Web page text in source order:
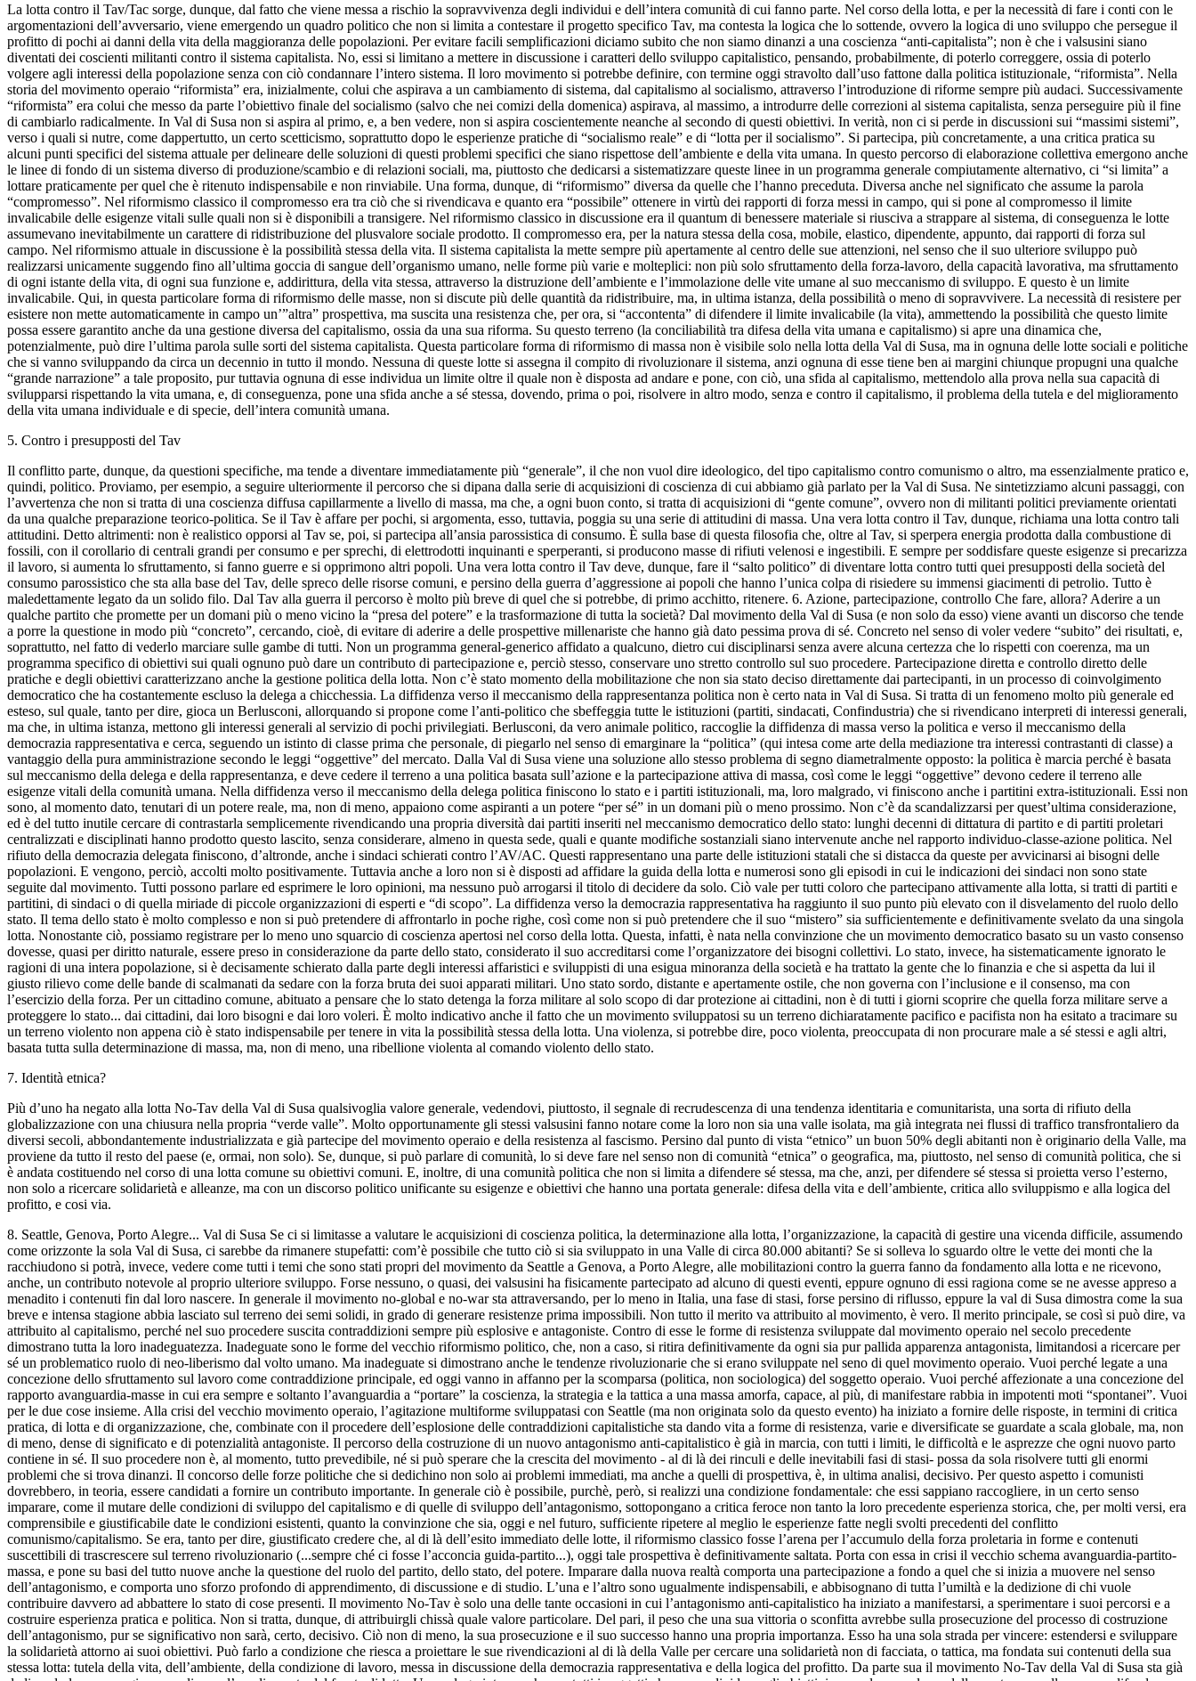
La lotta contro il Tav/Tac sorge, dunque, dal fatto che viene messa a rischio la sopravvivenza degli individui e dell’intera comunità di cui fanno parte. Nel corso della lotta, e per la necessità di fare i conti con le
argomentazioni dell’avversario, viene emergendo un quadro politico che non si limita a contestare il progetto specifico Tav, ma contesta la logica che lo sottende, ovvero la logica di uno sviluppo che persegue il
profitto di pochi ai danni della vita della maggioranza delle popolazioni. Per evitare facili semplificazioni diciamo subito che non siamo dinanzi a una coscienza “anti-capitalista”; non è che i valsusini siano
diventati dei coscienti militanti contro il sistema capitalista. No, essi si limitano a mettere in discussione i caratteri dello sviluppo capitalistico, pensando, probabilmente, di poterlo correggere, ossia di poterlo
volgere agli interessi della popolazione senza con ciò condannare l’intero sistema. Il loro movimento si potrebbe definire, con termine oggi stravolto dall’uso fattone dalla politica istituzionale, “riformista”. Nella
storia del movimento operaio “riformista” era, inizialmente, colui che aspirava a un cambiamento di sistema, dal capitalismo al socialismo, attraverso l’introduzione di riforme sempre più audaci. Successivamente
“riformista” era colui che messo da parte l’obiettivo finale del socialismo (salvo che nei comizi della domenica) aspirava, al massimo, a introdurre delle correzioni al sistema capitalista, senza perseguire più il fine
di cambiarlo radicalmente. In Val di Susa non si aspira al primo, e, a ben vedere, non si aspira coscientemente neanche al secondo di questi obiettivi. In verità, non ci si perde in discussioni sui “massimi sistemi”,
verso i quali si nutre, come dappertutto, un certo scetticismo, soprattutto dopo le esperienze pratiche di “socialismo reale” e di “lotta per il socialismo”. Si partecipa, più concretamente, a una critica pratica su
alcuni punti specifici del sistema attuale per delineare delle soluzioni di questi problemi specifici che siano rispettose dell’ambiente e della vita umana. In questo percorso di elaborazione collettiva emergono anche
le linee di fondo di un sistema diverso di produzione/scambio e di relazioni sociali, ma, piuttosto che dedicarsi a sistematizzare queste linee in un programma generale compiutamente alternativo, ci “si limita” a
lottare praticamente per quel che è ritenuto indispensabile e non rinviabile. Una forma, dunque, di “riformismo” diversa da quelle che l’hanno preceduta. Diversa anche nel significato che assume la parola
“compromesso”. Nel riformismo classico il compromesso era tra ciò che si rivendicava e quanto era “possibile” ottenere in virtù dei rapporti di forza messi in campo, qui si pone al compromesso il limite
invalicabile delle esigenze vitali sulle quali non si è disponibili a transigere. Nel riformismo classico in discussione era il quantum di benessere materiale si riusciva a strappare al sistema, di conseguenza le lotte
assumevano inevitabilmente un carattere di ridistribuzione del plusvalore sociale prodotto. Il compromesso era, per la natura stessa della cosa, mobile, elastico, dipendente, appunto, dai rapporti di forza sul
campo. Nel riformismo attuale in discussione è la possibilità stessa della vita. Il sistema capitalista la mette sempre più apertamente al centro delle sue attenzioni, nel senso che il suo ulteriore sviluppo può
realizzarsi unicamente suggendo fino all’ultima goccia di sangue dell’organismo umano, nelle forme più varie e molteplici: non più solo sfruttamento della forza-lavoro, della capacità lavorativa, ma sfruttamento
di ogni istante della vita, di ogni sua funzione e, addirittura, della vita stessa, attraverso la distruzione dell’ambiente e l’immolazione delle vite umane al suo meccanismo di sviluppo. E questo è un limite
invalicabile. Qui, in questa particolare forma di riformismo delle masse, non si discute più delle quantità da ridistribuire, ma, in ultima istanza, della possibilità o meno di sopravvivere. La necessità di resistere per
esistere non mette automaticamente in campo un’”altra” prospettiva, ma suscita una resistenza che, per ora, si “accontenta” di difendere il limite invalicabile (la vita), ammettendo la possibilità che questo limite
possa essere garantito anche da una gestione diversa del capitalismo, ossia da una sua riforma. Su questo terreno (la conciliabilità tra difesa della vita umana e capitalismo) si apre una dinamica che,
potenzialmente, può dire l’ultima parola sulle sorti del sistema capitalista. Questa particolare forma di riformismo di massa non è visibile solo nella lotta della Val di Susa, ma in ognuna delle lotte sociali e politiche
che si vanno sviluppando da circa un decennio in tutto il mondo. Nessuna di queste lotte si assegna il compito di rivoluzionare il sistema, anzi ognuna di esse tiene ben ai margini chiunque propugni una qualche
“grande narrazione” a tale proposito, pur tuttavia ognuna di esse individua un limite oltre il quale non è disposta ad andare e pone, con ciò, una sfida al capitalismo, mettendolo alla prova nella sua capacità di
svilupparsi rispettando la vita umana, e, di conseguenza, pone una sfida anche a sé stessa, dovendo, prima o poi, risolvere in altro modo, senza e contro il capitalismo, il problema della tutela e del miglioramento
della vita umana individuale e di specie, dell’intera comunità umana.
5. Contro i presupposti del Tav
Il conflitto parte, dunque, da questioni specifiche, ma tende a diventare immediatamente più “generale”, il che non vuol dire ideologico, del tipo capitalismo contro comunismo o altro, ma essenzialmente pratico e,
quindi, politico. Proviamo, per esempio, a seguire ulteriormente il percorso che si dipana dalla serie di acquisizioni di coscienza di cui abbiamo già parlato per la Val di Susa. Ne sintetizziamo alcuni passaggi, con
l’avvertenza che non si tratta di una coscienza diffusa capillarmente a livello di massa, ma che, a ogni buon conto, si tratta di acquisizioni di “gente comune”, ovvero non di militanti politici previamente orientati
da una qualche preparazione teorico-politica. Se il Tav è affare per pochi, si argomenta, esso, tuttavia, poggia su una serie di attitudini di massa. Una vera lotta contro il Tav, dunque, richiama una lotta contro tali
attitudini. Detto altrimenti: non è realistico opporsi al Tav se, poi, si partecipa all’ansia parossistica di consumo. È sulla base di questa filosofia che, oltre al Tav, si sperpera energia prodotta dalla combustione di
fossili, con il corollario di centrali grandi per consumo e per sprechi, di elettrodotti inquinanti e sperperanti, si producono masse di rifiuti velenosi e ingestibili. E sempre per soddisfare queste esigenze si precarizza
il lavoro, si aumenta lo sfruttamento, si fanno guerre e si opprimono altri popoli. Una vera lotta contro il Tav deve, dunque, fare il “salto politico” di diventare lotta contro tutti quei presupposti della società del
consumo parossistico che sta alla base del Tav, delle spreco delle risorse comuni, e persino della guerra d’aggressione ai popoli che hanno l’unica colpa di risiedere su immensi giacimenti di petrolio. Tutto è
maledettamente legato da un solido filo. Dal Tav alla guerra il percorso è molto più breve di quel che si potrebbe, di primo acchitto, ritenere. 6. Azione, partecipazione, controllo Che fare, allora? Aderire a un
qualche partito che promette per un domani più o meno vicino la “presa del potere” e la trasformazione di tutta la società? Dal movimento della Val di Susa (e non solo da esso) viene avanti un discorso che tende
a porre la questione in modo più “concreto”, cercando, cioè, di evitare di aderire a delle prospettive millenariste che hanno già dato pessima prova di sé. Concreto nel senso di voler vedere “subito” dei risultati, e,
soprattutto, nel fatto di vederlo marciare sulle gambe di tutti. Non un programma general-generico affidato a qualcuno, dietro cui disciplinarsi senza avere alcuna certezza che lo rispetti con coerenza, ma un
programma specifico di obiettivi sui quali ognuno può dare un contributo di partecipazione e, perciò stesso, conservare uno stretto controllo sul suo procedere. Partecipazione diretta e controllo diretto delle
pratiche e degli obiettivi caratterizzano anche la gestione politica della lotta. Non c’è stato momento della mobilitazione che non sia stato deciso direttamente dai partecipanti, in un processo di coinvolgimento
democratico che ha costantemente escluso la delega a chicchessia. La diffidenza verso il meccanismo della rappresentanza politica non è certo nata in Val di Susa. Si tratta di un fenomeno molto più generale ed
esteso, sul quale, tanto per dire, gioca un Berlusconi, allorquando si propone come l’anti-politico che sbeffeggia tutte le istituzioni (partiti, sindacati, Confindustria) che si rivendicano interpreti di interessi generali,
ma che, in ultima istanza, mettono gli interessi generali al servizio di pochi privilegiati. Berlusconi, da vero animale politico, raccoglie la diffidenza di massa verso la politica e verso il meccanismo della
democrazia rappresentativa e cerca, seguendo un istinto di classe prima che personale, di piegarlo nel senso di emarginare la “politica” (qui intesa come arte della mediazione tra interessi contrastanti di classe) a
vantaggio della pura amministrazione secondo le leggi “oggettive” del mercato. Dalla Val di Susa viene una soluzione allo stesso problema di segno diametralmente opposto: la politica è marcia perché è basata
sul meccanismo della delega e della rappresentanza, e deve cedere il terreno a una politica basata sull’azione e la partecipazione attiva di massa, così come le leggi “oggettive” devono cedere il terreno alle
esigenze vitali della comunità umana. Nella diffidenza verso il meccanismo della delega politica finiscono lo stato e i partiti istituzionali, ma, loro malgrado, vi finiscono anche i partitini extra-istituzionali. Essi non
sono, al momento dato, tenutari di un potere reale, ma, non di meno, appaiono come aspiranti a un potere “per sé” in un domani più o meno prossimo. Non c’è da scandalizzarsi per quest’ultima considerazione,
ed è del tutto inutile cercare di contrastarla semplicemente rivendicando una propria diversità dai partiti inseriti nel meccanismo democratico dello stato: lunghi decenni di dittatura di partito e di partiti proletari
centralizzati e disciplinati hanno prodotto questo lascito, senza considerare, almeno in questa sede, quali e quante modifiche sostanziali siano intervenute anche nel rapporto individuo-classe-azione politica. Nel
rifiuto della democrazia delegata finiscono, d’altronde, anche i sindaci schierati contro l’AV/AC. Questi rappresentano una parte delle istituzioni statali che si distacca da queste per avvicinarsi ai bisogni delle
popolazioni. E vengono, perciò, accolti molto positivamente. Tuttavia anche a loro non si è disposti ad affidare la guida della lotta e numerosi sono gli episodi in cui le indicazioni dei sindaci non sono state
seguite dal movimento. Tutti possono parlare ed esprimere le loro opinioni, ma nessuno può arrogarsi il titolo di decidere da solo. Ciò vale per tutti coloro che partecipano attivamente alla lotta, si tratti di partiti e
partitini, di sindaci o di quella miriade di piccole organizzazioni di esperti e “di scopo”. La diffidenza verso la democrazia rappresentativa ha raggiunto il suo punto più elevato con il disvelamento del ruolo dello
stato. Il tema dello stato è molto complesso e non si può pretendere di affrontarlo in poche righe, così come non si può pretendere che il suo “mistero” sia sufficientemente e definitivamente svelato da una singola
lotta. Nonostante ciò, possiamo registrare per lo meno uno squarcio di coscienza apertosi nel corso della lotta. Questa, infatti, è nata nella convinzione che un movimento democratico basato su un vasto consenso
dovesse, quasi per diritto naturale, essere preso in considerazione da parte dello stato, considerato il suo accreditarsi come l’organizzatore dei bisogni collettivi. Lo stato, invece, ha sistematicamente ignorato le
ragioni di una intera popolazione, si è decisamente schierato dalla parte degli interessi affaristici e sviluppisti di una esigua minoranza della società e ha trattato la gente che lo finanzia e che si aspetta da lui il
giusto rilievo come delle bande di scalmanati da sedare con la forza bruta dei suoi apparati militari. Uno stato sordo, distante e apertamente ostile, che non governa con l’inclusione e il consenso, ma con
l’esercizio della forza. Per un cittadino comune, abituato a pensare che lo stato detenga la forza militare al solo scopo di dar protezione ai cittadini, non è di tutti i giorni scoprire che quella forza militare serve a
proteggere lo stato... dai cittadini, dai loro bisogni e dai loro voleri. È molto indicativo anche il fatto che un movimento sviluppatosi su un terreno dichiaratamente pacifico e pacifista non ha esitato a tracimare su
un terreno violento non appena ciò è stato indispensabile per tenere in vita la possibilità stessa della lotta. Una violenza, si potrebbe dire, poco violenta, preoccupata di non procurare male a sé stessi e agli altri,
basata tutta sulla determinazione di massa, ma, non di meno, una ribellione violenta al comando violento dello stato.
7. Identità etnica?
Più d’uno ha negato alla lotta No-Tav della Val di Susa qualsivoglia valore generale, vedendovi, piuttosto, il segnale di recrudescenza di una tendenza identitaria e comunitarista, una sorta di rifiuto della
globalizzazione con una chiusura nella propria “verde valle”. Molto opportunamente gli stessi valsusini fanno notare come la loro non sia una valle isolata, ma già integrata nei flussi di traffico transfrontaliero da
diversi secoli, abbondantemente industrializzata e già partecipe del movimento operaio e della resistenza al fascismo. Persino dal punto di vista “etnico” un buon 50% degli abitanti non è originario della Valle, ma
proviene da tutto il resto del paese (e, ormai, non solo). Se, dunque, si può parlare di comunità, lo si deve fare nel senso non di comunità “etnica” o geografica, ma, piuttosto, nel senso di comunità politica, che si
è andata costituendo nel corso di una lotta comune su obiettivi comuni. E, inoltre, di una comunità politica che non si limita a difendere sé stessa, ma che, anzi, per difendere sé stessa si proietta verso l’esterno,
non solo a ricercare solidarietà e alleanze, ma con un discorso politico unificante su esigenze e obiettivi che hanno una portata generale: difesa della vita e dell’ambiente, critica allo sviluppismo e alla logica del
profitto, e cosi via.
8. Seattle, Genova, Porto Alegre... Val di Susa Se ci si limitasse a valutare le acquisizioni di coscienza politica, la determinazione alla lotta, l’organizzazione, la capacità di gestire una vicenda difficile, assumendo
come orizzonte la sola Val di Susa, ci sarebbe da rimanere stupefatti: com’è possibile che tutto ciò si sia sviluppato in una Valle di circa 80.000 abitanti? Se si solleva lo sguardo oltre le vette dei monti che la
racchiudono si potrà, invece, vedere come tutti i temi che sono stati propri del movimento da Seattle a Genova, a Porto Alegre, alle mobilitazioni contro la guerra fanno da fondamento alla lotta e ne ricevono,
anche, un contributo notevole al proprio ulteriore sviluppo. Forse nessuno, o quasi, dei valsusini ha fisicamente partecipato ad alcuno di questi eventi, eppure ognuno di essi ragiona come se ne avesse appreso a
menadito i contenuti fin dal loro nascere. In generale il movimento no-global e no-war sta attraversando, per lo meno in Italia, una fase di stasi, forse persino di riflusso, eppure la val di Susa dimostra come la sua
breve e intensa stagione abbia lasciato sul terreno dei semi solidi, in grado di generare resistenze prima impossibili. Non tutto il merito va attribuito al movimento, è vero. Il merito principale, se così si può dire, va
attribuito al capitalismo, perché nel suo procedere suscita contraddizioni sempre più esplosive e antagoniste. Contro di esse le forme di resistenza sviluppate dal movimento operaio nel secolo precedente
dimostrano tutta la loro inadeguatezza. Inadeguate sono le forme del vecchio riformismo politico, che, non a caso, si ritira definitivamente da ogni sia pur pallida apparenza antagonista, limitandosi a ricercare per
sé un problematico ruolo di neo-liberismo dal volto umano. Ma inadeguate si dimostrano anche le tendenze rivoluzionarie che si erano sviluppate nel seno di quel movimento operaio. Vuoi perché legate a una
concezione dello sfruttamento sul lavoro come contraddizione principale, ed oggi vanno in affanno per la scomparsa (politica, non sociologica) del soggetto operaio. Vuoi perché affezionate a una concezione del
rapporto avanguardia-masse in cui era sempre e soltanto l’avanguardia a “portare” la coscienza, la strategia e la tattica a una massa amorfa, capace, al più, di manifestare rabbia in impotenti moti “spontanei”. Vuoi
per le due cose insieme. Alla crisi del vecchio movimento operaio, l’agitazione multiforme sviluppatasi con Seattle (ma non originata solo da questo evento) ha iniziato a fornire delle risposte, in termini di critica
pratica, di lotta e di organizzazione, che, combinate con il procedere dell’esplosione delle contraddizioni capitalistiche sta dando vita a forme di resistenza, varie e diversificate se guardate a scala globale, ma, non
di meno, dense di significato e di potenzialità antagoniste. Il percorso della costruzione di un nuovo antagonismo anti-capitalistico è già in marcia, con tutti i limiti, le difficoltà e le asprezze che ogni nuovo parto
contiene in sé. Il suo procedere non è, al momento, tutto prevedibile, né si può sperare che la crescita del movimento - al di là dei rinculi e delle inevitabili fasi di stasi- possa da sola risolvere tutti gli enormi
problemi che si trova dinanzi. Il concorso delle forze politiche che si dedichino non solo ai problemi immediati, ma anche a quelli di prospettiva, è, in ultima analisi, decisivo. Per questo aspetto i comunisti
dovrebbero, in teoria, essere candidati a fornire un contributo importante. In generale ciò è possibile, purchè, però, si realizzi una condizione fondamentale: che essi sappiano raccogliere, in un certo senso
imparare, come il mutare delle condizioni di sviluppo del capitalismo e di quelle di sviluppo dell’antagonismo, sottopongano a critica feroce non tanto la loro precedente esperienza storica, che, per molti versi, era
comprensibile e giustificabile date le condizioni esistenti, quanto la convinzione che sia, oggi e nel futuro, sufficiente ripetere al meglio le esperienze fatte negli svolti precedenti del conflitto
comunismo/capitalismo. Se era, tanto per dire, giustificato credere che, al di là dell’esito immediato delle lotte, il riformismo classico fosse l’arena per l’accumulo della forza proletaria in forme e contenuti
suscettibili di trascrescere sul terreno rivoluzionario (...sempre ché ci fosse l’acconcia guida-partito...), oggi tale prospettiva è definitivamente saltata. Porta con essa in crisi il vecchio schema avanguardia-partito-
massa, e pone su basi del tutto nuove anche la questione del ruolo del partito, dello stato, del potere. Imparare dalla nuova realtà comporta una partecipazione a fondo a quel che si inizia a muovere nel senso
dell’antagonismo, e comporta uno sforzo profondo di apprendimento, di discussione e di studio. L’una e l’altro sono ugualmente indispensabili, e abbisognano di tutta l’umiltà e la dedizione di chi vuole
contribuire davvero ad abbattere lo stato di cose presenti. Il movimento No-Tav è solo una delle tante occasioni in cui l’antagonismo anti-capitalistico ha iniziato a manifestarsi, a sperimentare i suoi percorsi e a
costruire esperienza pratica e politica. Non si tratta, dunque, di attribuirgli chissà quale valore particolare. Del pari, il peso che una sua vittoria o sconfitta avrebbe sulla prosecuzione del processo di costruzione
dell’antagonismo, pur se significativo non sarà, certo, decisivo. Ciò non di meno, la sua prosecuzione e il suo successo hanno una propria importanza. Esso ha una sola strada per vincere: estendersi e sviluppare
la solidarietà attorno ai suoi obiettivi. Può farlo a condizione che riesca a proiettare le sue rivendicazioni al di là della Valle per cercare una solidarietà non di facciata, o tattica, ma fondata sui contenuti della sua
stessa lotta: tutela della vita, dell’ambiente, della condizione di lavoro, messa in discussione della democrazia rappresentativa e della logica del profitto. Da parte sua il movimento No-Tav della Val di Susa sta già